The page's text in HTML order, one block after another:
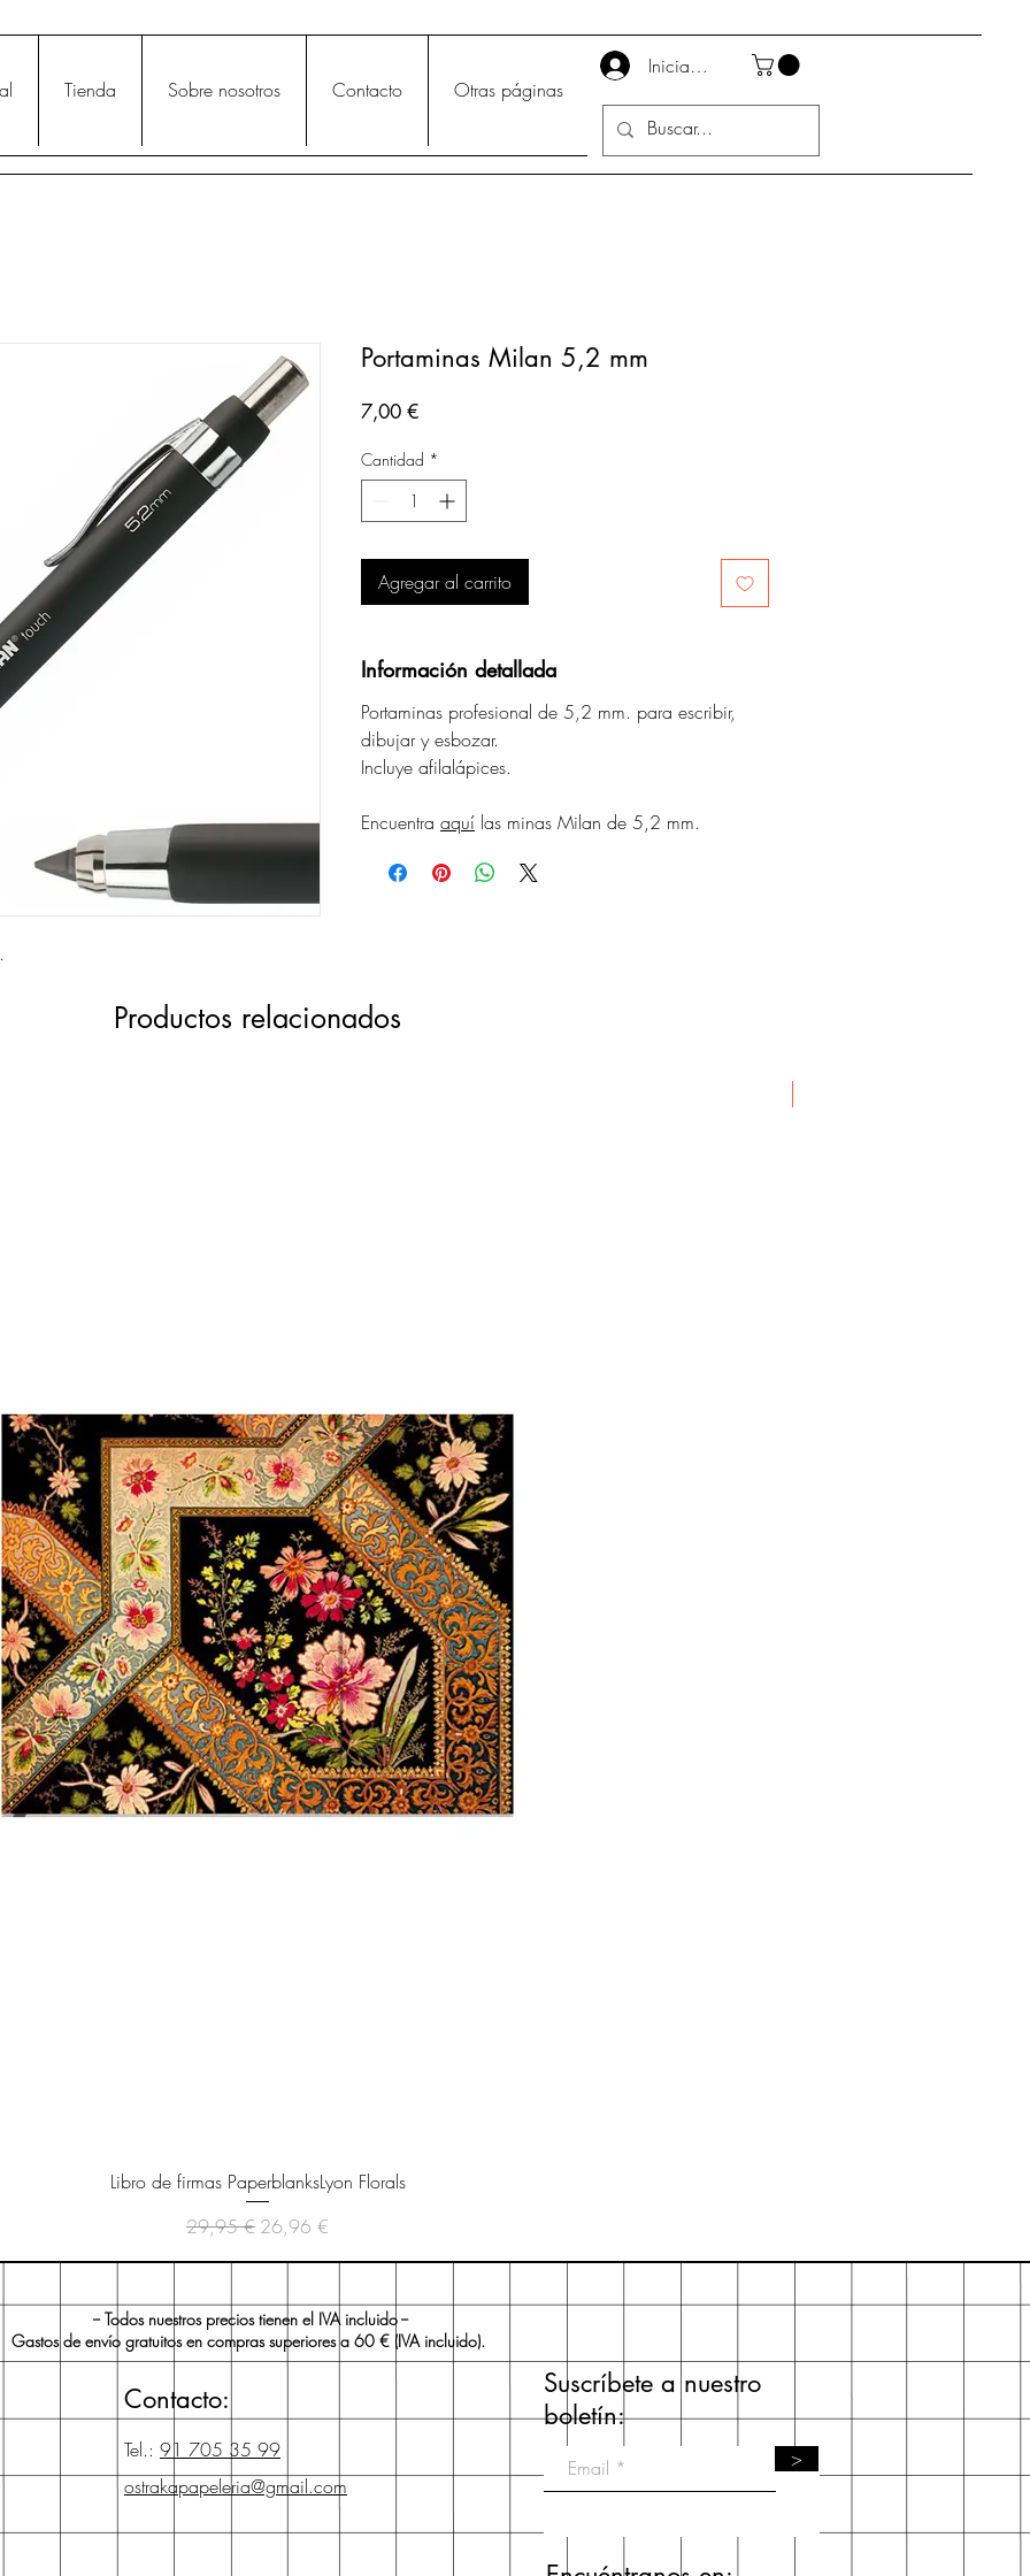
Tienda Sobre nosotros Contacto Otras páginas
Iniciar sesión
Portaminas Milan 5,2 mm
7,00 €Precio
Cantidad *
Agregar al carrito
Información detallada
Portaminas profesional de 5,2 mm. para escribir,
dibujar y esbozar.
Incluye afilalápices.
Encuentra aquí las minas Milan de 5,2 mm.
Productos relacionados
Vista rápida
Libro de firmas PaperblanksLyon Florals
Precio
29,95 € Precio de oferta
26,96 €
-- Todos nuestros precios tienen el IVA incluido --
Gastos de envío gratuitos en compras superiores a 60 € (IVA incluido).
Contacto:
Tel.: 91 705 35 99
ostrakapapeleria@gmail.com
Suscríbete a nuestro
boletín:
>